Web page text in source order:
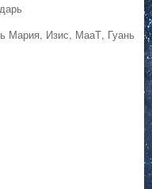
Мария, Изис, МааТ, Гуань